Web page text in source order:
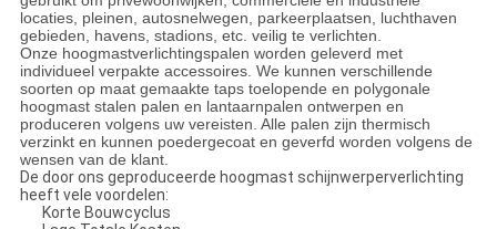
locaties, pleinen, autosnelwegen, parkeerplaatsen, luchthaven
gebieden, havens, stadions, etc. veilig te verlichten.
Onze hoogmastverlichtingspalen worden geleverd met
individueel verpakte accessoires. We kunnen verschillende
soorten op maat gemaakte taps toelopende en polygonale
hoogmast stalen palen en lantaarnpalen ontwerpen en
produceren volgens uw vereisten. Alle palen zijn thermisch
verzinkt en kunnen poedergecoat en geverfd worden volgens de
wensen van de klant.
De door ons geproduceerde hoogmast schijnwerperverlichting
heeft vele voordelen:
Korte Bouwcyclus